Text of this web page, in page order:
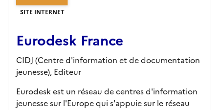
SITE INTERNET
Eurodesk France
CIDJ (Centre d'information et de documentation
jeunesse), Editeur
Eurodesk est un réseau de centres d'information
jeunesse sur l'Europe qui s'appuie sur le réseau